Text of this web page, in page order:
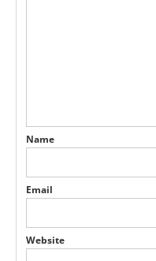
Name
Email
Website